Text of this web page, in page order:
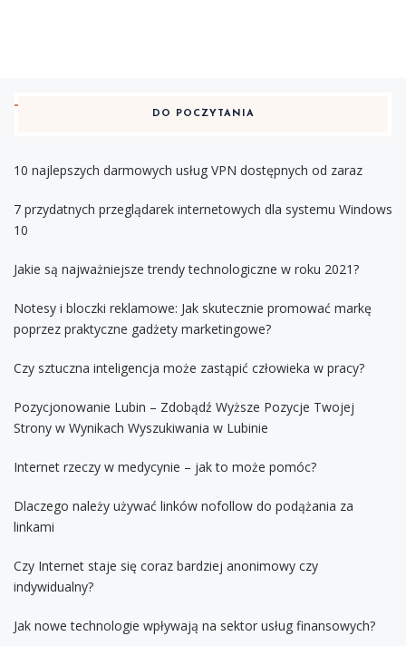
DO POCZYTANIA
10 najlepszych darmowych usług VPN dostępnych od zaraz
7 przydatnych przeglądarek internetowych dla systemu Windows
10
Jakie są najważniejsze trendy technologiczne w roku 2021?
Notesy i bloczki reklamowe: Jak skutecznie promować markę
poprzez praktyczne gadżety marketingowe?
Czy sztuczna inteligencja może zastąpić człowieka w pracy?
Pozycjonowanie Lubin – Zdobądź Wyższe Pozycje Twojej
Strony w Wynikach Wyszukiwania w Lubinie
Internet rzeczy w medycynie – jak to może pomóc?
Dlaczego należy używać linków nofollow do podążania za
linkami
Czy Internet staje się coraz bardziej anonimowy czy
indywidualny?
Jak nowe technologie wpływają na sektor usług finansowych?